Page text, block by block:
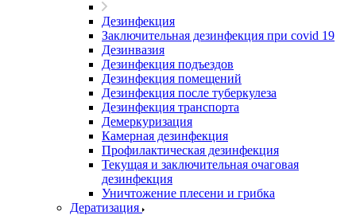
Дезинфекция
Заключительная дезинфекция при covid 19
Дезинвазия
Дезинфекция подъездов
Дезинфекция помещений
Дезинфекция после туберкулеза
Дезинфекция транспорта
Демеркуризация
Камерная дезинфекция
Профилактическая дезинфекция
Текущая и заключительная очаговая
дезинфекция
Уничтожение плесени и грибка
Дератизация